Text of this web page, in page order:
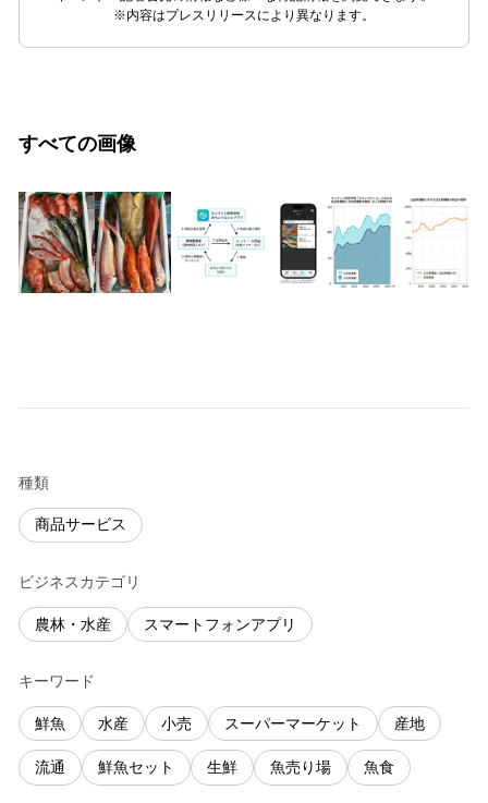
※内容はプレスリリースにより異なります。
すべての画像
種類
商品サービス
ビジネスカテゴリ
農林・水産 スマートフォンアプリ
キーワード
鮮魚 水産 小売 スーパーマーケット 産地
流通 鮮魚セット 生鮮 魚売り場 魚食